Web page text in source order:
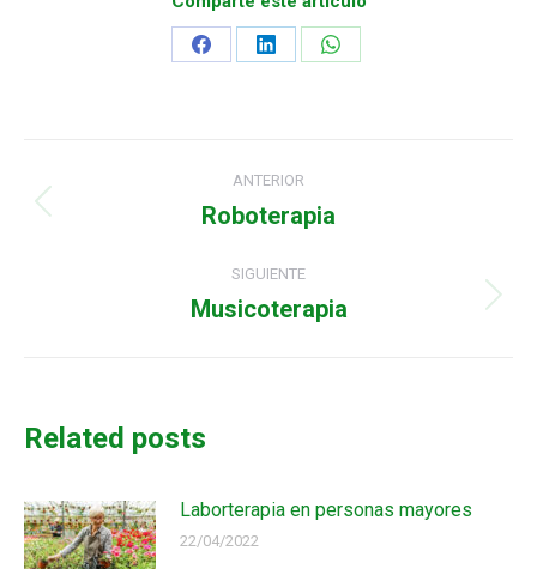
Share
Share
Share
Navegación
entre
publicaciones
ANTERIOR
Publicación
Roboterapia
SIGUIENTE
Publicación
Musicoterapia
Related posts
Laborterapia en personas mayores
22/04/2022